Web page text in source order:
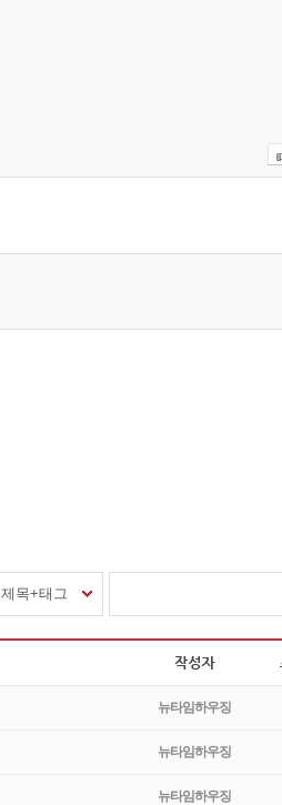
제목+태그
뉴타임하우징
뉴타임하우징
뉴타임하우징